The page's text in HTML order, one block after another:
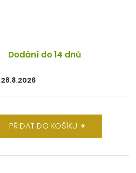
Dodání do 14 dnů
28.8.2026
PŘIDAT DO KOŠÍKU